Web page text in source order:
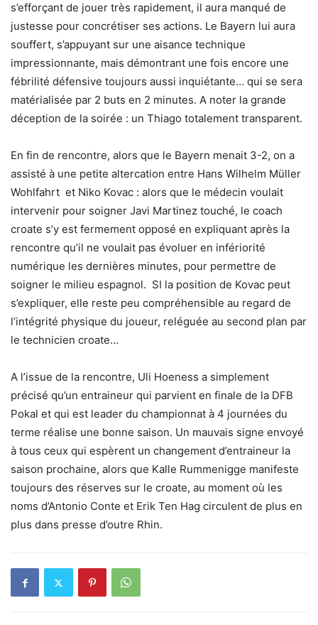
s’efforçant de jouer très rapidement, il aura manqué de
justesse pour concrétiser ses actions. Le Bayern lui aura
souffert, s’appuyant sur une aisance technique
impressionnante, mais démontrant une fois encore une
fébrilité défensive toujours aussi inquiétante… qui se sera
matérialisée par 2 buts en 2 minutes. A noter la grande
déception de la soirée : un Thiago totalement transparent.
En fin de rencontre, alors que le Bayern menait 3-2, on a
assisté à une petite altercation entre Hans Wilhelm Müller
Wohlfahrt et Niko Kovac : alors que le médecin voulait
intervenir pour soigner Javi Martinez touché, le coach
croate s’y est fermement opposé en expliquant après la
rencontre qu’il ne voulait pas évoluer en infériorité
numérique les dernières minutes, pour permettre de
soigner le milieu espagnol. SI la position de Kovac peut
s’expliquer, elle reste peu compréhensible au regard de
l’intégrité physique du joueur, reléguée au second plan par
le technicien croate…
A l’issue de la rencontre, Uli Hoeness a simplement
précisé qu’un entraineur qui parvient en finale de la DFB
Pokal et qui est leader du championnat à 4 journées du
terme réalise une bonne saison. Un mauvais signe envoyé
à tous ceux qui espèrent un changement d’entraineur la
saison prochaine, alors que Kalle Rummenigge manifeste
toujours des réserves sur le croate, au moment où les
noms d’Antonio Conte et Erik Ten Hag circulent de plus en
plus dans presse d’outre Rhin.